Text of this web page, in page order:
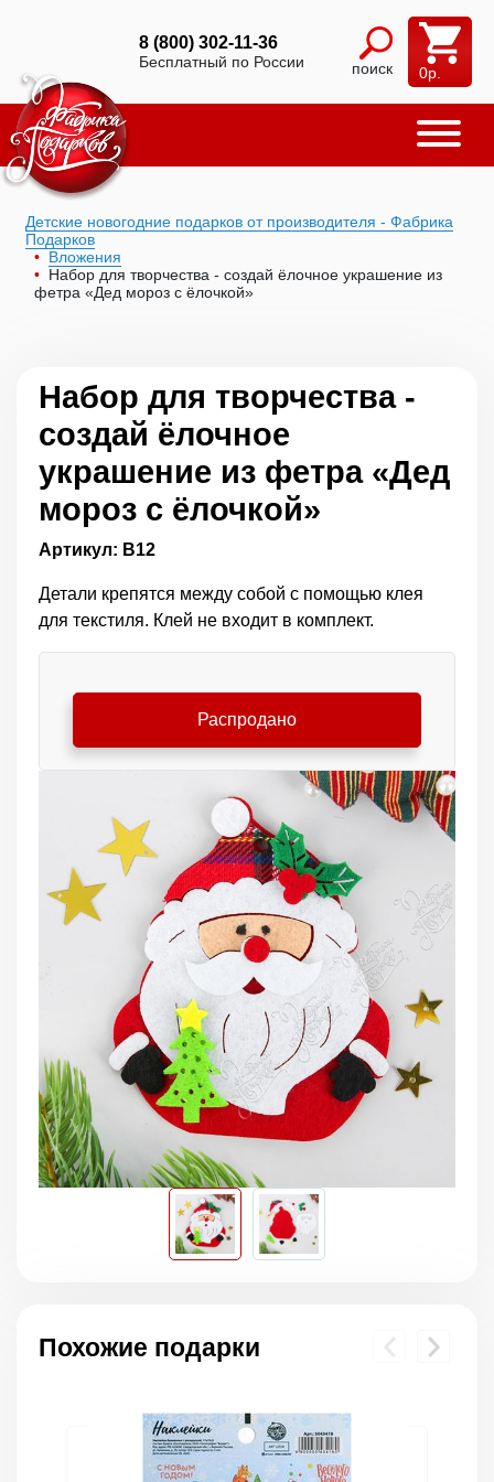
8 (800) 302-11-36
Бесплатный по России поиск 0р.
Детские новогодние подарков от производителя - Фабрика
Подарков
Вложения
Набор для творчества - создай ёлочное украшение из
фетра «Дед мороз с ёлочкой»
Набор для творчества -
создай ёлочное
украшение из фетра «Дед
мороз с ёлочкой»
Артикул: В12
Детали крепятся между собой c помощью клея
для текстиля. Клей не входит в комплект.
Распродано
Похожие подарки